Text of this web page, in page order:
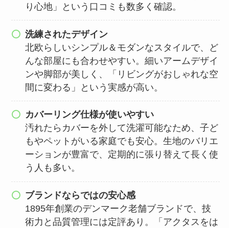
り心地」という口コミも数多く確認。
洗練されたデザイン
北欧らしいシンプル＆モダンなスタイルで、ど
んな部屋にも合わせやすい。細いアームデザイ
ンや脚部が美しく、「リビングがおしゃれな空
間に変わる」という実感が高い。
カバーリング仕様が使いやすい
汚れたらカバーを外して洗濯可能なため、子ど
もやペットがいる家庭でも安心。生地のバリエ
ーションが豊富で、定期的に張り替えて長く使
う人も多い。
ブランドならではの安心感
1895年創業のデンマーク老舗ブランドで、技
術力と品質管理には定評あり。「アクタスをは